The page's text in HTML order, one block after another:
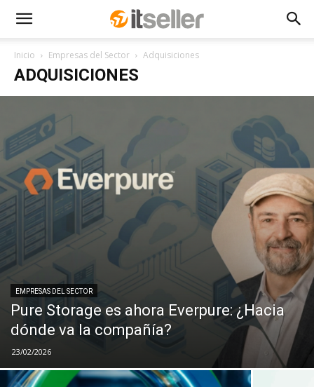
Inicio Empresas del Sector Adquisiciones
ADQUISICIONES
EMPRESAS DEL SECTOR
Pure Storage es ahora Everpure: ¿Hacia
dónde va la compañía?
23/02/2026